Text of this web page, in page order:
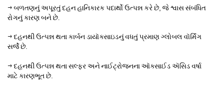
→ બળતણનું અપૂરતું દહન હાનિકારક પદાર્થો ઉત્પન્ન કરે છે, જે શ્વાસ સંબંધિત
રોગનું કારણ બને છે.
→ દહનથી ઉત્પન્ન થતા કાર્બન ડાયૉક્સાઇડનું વધતું પ્રમાણ ગ્લોબલ વૉર્મિંગ
સર્જે છે.
→ દહનથી ઉત્પન્ન થતા સલ્ફર અને નાઈટ્રોજનના ઑક્સાઈડ ઍસિડ વર્ષા
માટે કારણભૂત છે.